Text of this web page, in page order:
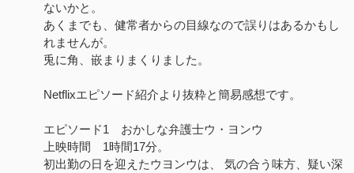
ないかと。
あくまでも、健常者からの目線なので誤りはあるかもし
れませんが。
兎に角、嵌まりまくりました。
Netflixエピソード紹介より抜粋と簡易感想です。
エピソード1 おかしな弁護士ウ・ヨンウ
上映時間 1時間17分。
初出勤の日を迎えたウヨンウは、 気の合う味方、疑い深